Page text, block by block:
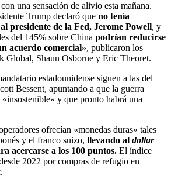
una sensación de alivio esta mañana.
Trump declaró que no tenía
presidente de la Fed, Jerome Powell, y
del 145% sobre China podrían reducirse
acuerdo comercial», publicaron los
Global, Shaun Osborne y Eric Theoret.
estadounidense siguen a las del
Bessent, apuntando a que la guerra
y que pronto habrá una
ofrecían «monedas duras» tales
y el franco suizo, llevando al dollar
acercarse a los 100 puntos. El índice
2022 por compras de refugio en